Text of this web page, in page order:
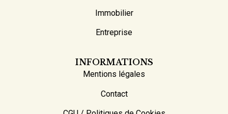
Immobilier
Entreprise
INFORMATIONS
Mentions légales
Contact